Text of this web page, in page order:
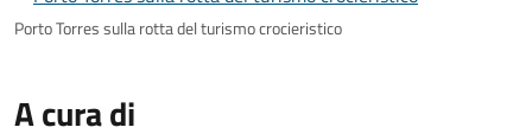
Porto Torres sulla rotta del turismo crocieristico
A cura di